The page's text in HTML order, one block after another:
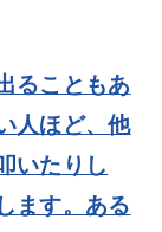
ることもあ
人ほど、他
いたりし
ます。ある